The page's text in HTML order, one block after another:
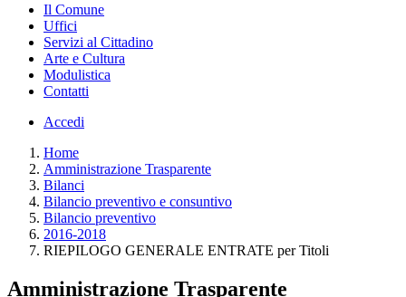
Il Comune
Uffici
Servizi al Cittadino
Arte e Cultura
Modulistica
Contatti
Accedi
Home
Amministrazione Trasparente
Bilanci
Bilancio preventivo e consuntivo
Bilancio preventivo
2016-2018
RIEPILOGO GENERALE ENTRATE per Titoli
Amministrazione Trasparente